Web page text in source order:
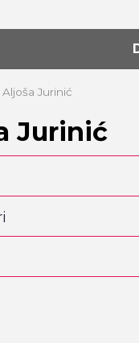
Aljoša Jurinić
Jurinić